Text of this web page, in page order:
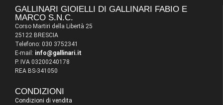
GALLINARI GIOIELLI DI GALLINARI FABIO E
MARCO S.N.C.
Corso Martiri della Libertà 25
25122 BRESCIA
Telefono: 030 3752341
E-mail: info@gallinari.it
P. IVA 03200240178
REA BS-341050
CONDIZIONI
Condizioni di vendita